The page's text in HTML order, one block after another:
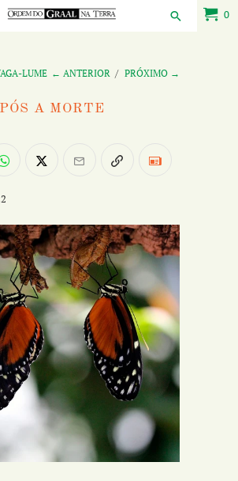
0
LUME ← ANTERIOR / PRÓXIMO →
A MORTE